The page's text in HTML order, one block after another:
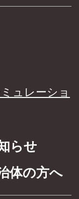
ュレーショ
らせ
体の方へ